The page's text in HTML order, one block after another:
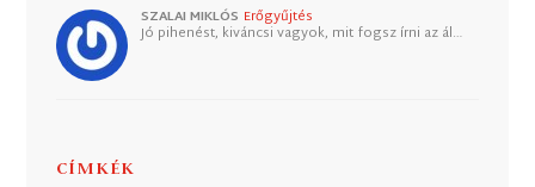
SZALAI MIKLÓS Erőgyűjtés
Jó pihenést, kiváncsi vagyok, mit fogsz írni az ál…
CÍMKÉK